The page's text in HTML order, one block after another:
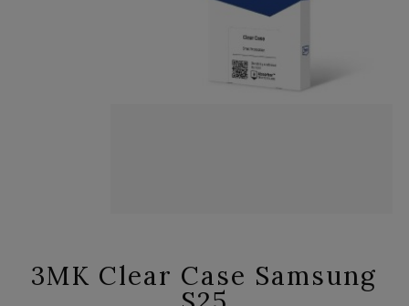
3MK Clear Case Samsung